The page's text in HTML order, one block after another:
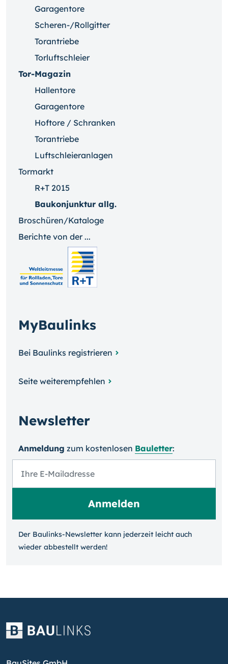
Garagentore
Scheren-/Rollgitter
Torantriebe
Torluftschleier
Tor-Magazin
Hallentore
Garagentore
Hoftore / Schranken
Torantriebe
Luftschleieranlagen
Tormarkt
R+T 2015
Baukonjunktur allg.
Broschüren/Kataloge
Berichte von der ...
MyBaulinks
Bei Baulinks registrieren
Seite weiterempfehlen
Newsletter
Anmeldung zum kosten­losen Bauletter:
Der Baulinks-Newsletter kann jeder­zeit leicht auch
wieder ab­bestellt werden!